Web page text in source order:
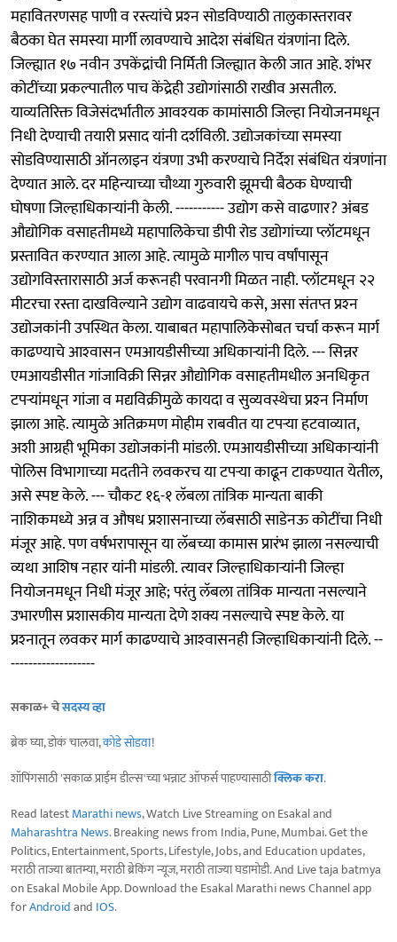
महावितरणसह पाणी व रस्त्यांचे प्रश्‍न सोडविण्याठी तालुकास्तरावर
बैठका घेत समस्या मार्गी लावण्याचे आदेश संबंधित यंत्रणांना दिले.
जिल्ह्यात १७ नवीन उपकेंद्रांची निर्मिती जिल्ह्यात केली जात आहे. शंभर
कोटींच्या प्रकल्पातील पाच केंद्रेही उद्योगांसाठी राखीव असतील.
याव्यतिरिक्त विजेसंदर्भातील आवश्‍यक कामांसाठी जिल्हा नियोजनमधून
निधी देण्याची तयारी प्रसाद यांनी दर्शविली. उद्योजकांच्या समस्या
सोडविण्यासाठी ऑनलाइन यंत्रणा उभी करण्याचे निर्देश संबंधित यंत्रणांना
देण्यात आले. दर महिन्याच्या चौथ्या गुरुवारी झूमची बैठक घेण्याची
घोषणा जिल्हाधिकाऱ्यांनी केली. ----------- उद्योग कसे वाढणार? अंबड
औद्योगिक वसाहतीमध्ये महापालिकेचा डीपी रोड उद्योगांच्या प्लॉटमधून
प्रस्तावित करण्यात आला आहे. त्यामुळे मागील पाच वर्षांपासून
उद्योगविस्तारासाठी अर्ज करूनही परवानगी मिळत नाही. प्लॉटमधून २२
मीटरचा रस्ता दाखविल्याने उद्योग वाढवायचे कसे, असा संतप्त प्रश्‍न
उद्योजकांनी उपस्थित केला. याबाबत महापालिकेसोबत चर्चा करून मार्ग
काढण्याचे आश्‍वासन एमआयडीसीच्या अधिकाऱ्यांनी दिले. --- सिन्नर
एमआयडीसीत गांजाविक्री सिन्नर औद्योगिक वसाहतीमधील अनधिकृत
टपऱ्यांमधून गांजा व मद्यविक्रीमुळे कायदा व सुव्यवस्थेचा प्रश्‍न निर्माण
झाला आहे. त्यामुळे अतिक्रमण मोहीम राबवीत या टपऱ्या हटवाव्यात,
अशी आग्रही भूमिका उद्योजकांनी मांडली. एमआयडीसीच्या अधिकाऱ्यांनी
पोलिस विभागाच्या मदतीने लवकरच या टपऱ्या काढून टाकण्यात येतील,
असे स्पष्ट केले. --- चौकट १६-१ लॅबला तांत्रिक मान्यता बाकी
नाशिकमध्ये अन्न व औषध प्रशासनाच्या लॅबसाठी साडेनऊ कोटींचा निधी
मंजूर आहे. पण वर्षभरापासून या लॅबच्या कामास प्रारंभ झाला नसल्याची
व्यथा आशिष नहार यांनी मांडली. त्यावर जिल्हाधिकाऱ्यांनी जिल्हा
नियोजनमधून निधी मंजूर आहे; परंतु लॅबला तांत्रिक मान्यता नसल्याने
उभारणीस प्रशासकीय मान्यता देणे शक्य नसल्याचे स्पष्ट केले. या
प्रश्‍नातून लवकर मार्ग काढण्याचे आश्‍वासनही जिल्हाधिकाऱ्यांनी दिले. --
-------------------
सकाळ+ चेसदस्य व्हा
ब्रेक घ्या, डोकं चालवा,कोडे सोडवा!
शॉपिंगसाठी 'सकाळ प्राईम डील्स'च्या भन्नाट ऑफर्स पाहण्यासाठीक्लिक करा.
Read latestMarathi news, Watch Live Streaming on Esakal and
Maharashtra News. Breaking news from India, Pune, Mumbai. Get the
Politics, Entertainment, Sports, Lifestyle, Jobs, and Education updates,
मराठी ताज्या बातम्या, मराठी ब्रेकिंग न्यूज, मराठी ताज्या घडामोडी. And Live taja batmya
on Esakal Mobile App. Download the Esakal Marathi news Channel app
forAndroidand IOS.